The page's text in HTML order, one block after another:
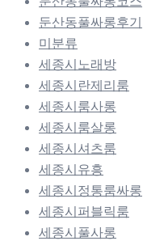
둔산동풀싸롱후기
미분류
세종시노래방
세종시란제리룸
세종시룸사롱
세종시룸살롱
세종시셔츠룸
세종시유흥
세종시정통룸싸롱
세종시퍼블릭룸
세종시풀사롱